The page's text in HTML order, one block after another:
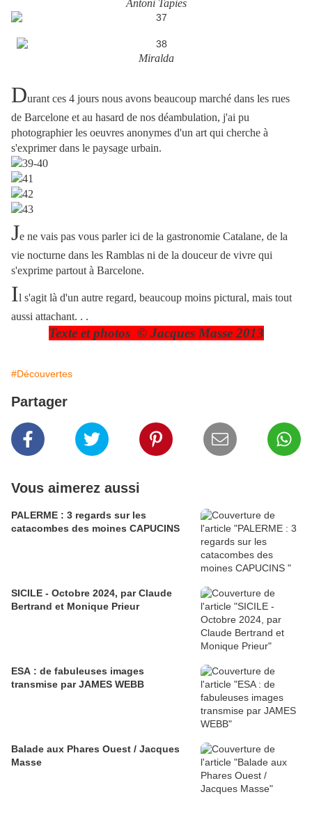
Antoni Tapies
Miralda
Durant ces 4 jours nous avons beaucoup marché dans les rues
de Barcelone et au hasard de nos déambulation, j'ai pu
photographier les oeuvres anonymes d'un art qui cherche à
s'exprimer dans le paysage urbain.
Je ne vais pas vous parler ici de la gastronomie Catalane, de la
vie nocturne dans les Ramblas ni de la douceur de vivre qui
s'exprime partout à Barcelone.
Il s'agit là d'un autre regard, beaucoup moins pictural, mais tout
aussi attachant. . .
Texte et photos © Jacques Masse 2013
#Découvertes
Partager
Vous aimerez aussi
PALERME : 3 regards sur les
catacombes des moines CAPUCINS
SICILE - Octobre 2024, par Claude
Bertrand et Monique Prieur
ESA : de fabuleuses images
transmise par JAMES WEBB
Balade aux Phares Ouest / Jacques
Masse